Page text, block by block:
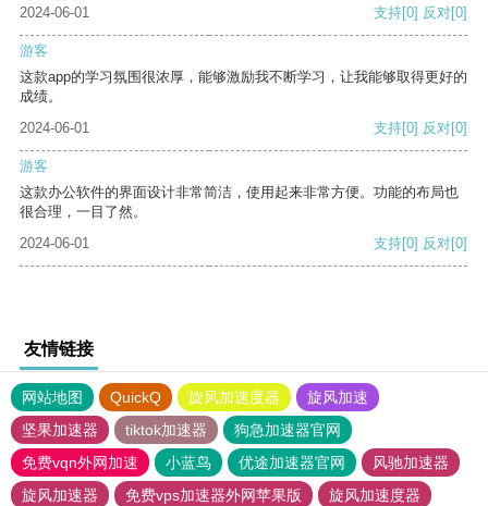
2024-06-01 支持[0] 反对[0]
游客
这款app的学习氛围很浓厚，能够激励我不断学习，让我能够取得更好的
成绩。
2024-06-01
支持[0] 反对[0]
游客
这款办公软件的界面设计非常简洁，使用起来非常方便。功能的布局也
很合理，一目了然。
2024-06-01
支持[0] 反对[0]
友情链接
网站地图 QuickQ 旋风加速度器
旋风加速
坚果加速器
tiktok加速器
狗急加速器官网
免费vqn外网加速
小蓝鸟 优途加速器官网
风驰加速器
旋风加速器
免费vps加速器外网苹果版
旋风加速度器